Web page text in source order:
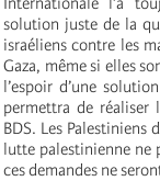
solution juste de la
israéliens contre les
Gaza, même si elles
l’espoir d’une
permettra de réaliser
BDS. Les Palestiniens
lutte palestinienne ne
ces demandes ne